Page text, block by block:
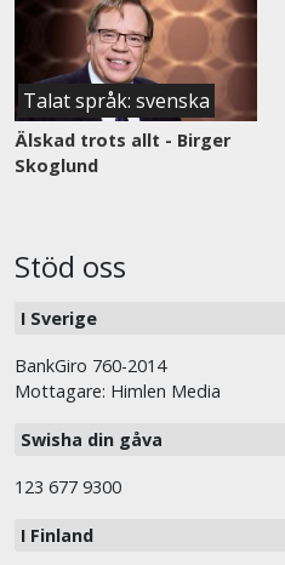
Talat språk: svenska
Älskad trots allt - Birger
Skoglund
Stöd oss
I Sverige
BankGiro 760-2014
Mottagare: Himlen Media
Swisha din gåva
123 677 9300
I Finland